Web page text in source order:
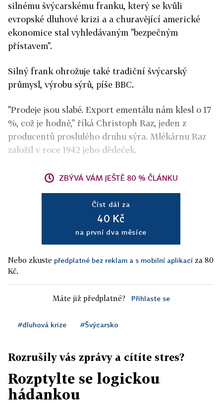
silnému švýcarskému franku, který se kvůli
evropské dluhové krizi a a churavějící americké
ekonomice stal vyhledávaným "bezpečným
přístavem".
Silný frank ohrožuje také tradiční švýcarský
průmysl, výrobu sýrů, píše BBC.
"Prodeje jsou slabé. Export ementálu nám klesl o 17
%, což je hodně," říká Christoph Raz, jeden z
producentů proslulého druhu sýra. Mlékárnu Raz
založil v roce 1942 jeho dědeček.
ZBÝVÁ VÁM JEŠTĚ 80 % ČLÁNKU
Číst dál za
40 Kč
na první dva měsíce
Nebo zkuste předplatné bez reklam a s mobilní aplikací za 80
Kč.
Máte již předplatné? Přihlaste se
#dluhová krize #Švýcarsko
Rozrušily vás zprávy a cítíte stres?
Rozptylte se logickou
hádankou